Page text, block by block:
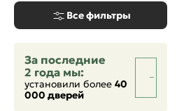
МатЗолото
МатЗолото/Золото
МатНикель/Хром
Матовый никель/Белый
Матовый никель/Хром
МатХром
Все фильтры
За последние
2 года мы:
установили более 40
000 дверей